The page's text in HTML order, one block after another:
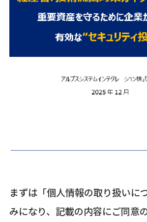
まずは「個人情報の取り扱いに
みになり、記載の内容にご同意